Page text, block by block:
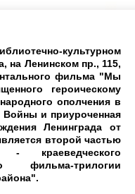
культурном
на Ленинском пр., 115,
фильма "Мы
героическому
ополчения в
Войны и приуроченная
Ленинграда от
второй частью
- краеведческого
фильма-трилогии